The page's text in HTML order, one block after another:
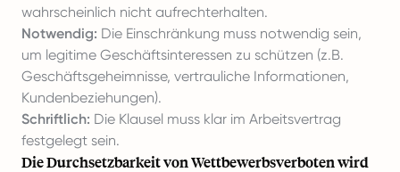
wahrscheinlich nicht aufrechterhalten.
Notwendig: Die Einschränkung muss notwendig sein,
um legitime Geschäftsinteressen zu schützen (z.B.
Geschäftsgeheimnisse, vertrauliche Informationen,
Kundenbeziehungen).
Schriftlich: Die Klausel muss klar im Arbeitsvertrag
festgelegt sein.
Die Durchsetzbarkeit von Wettbewerbsverboten wird